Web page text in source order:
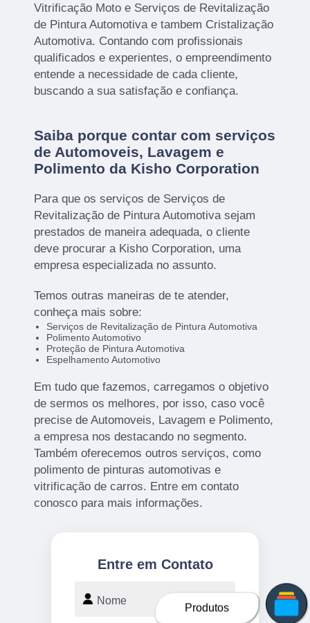
Vitrificação Moto e Serviços de Revitalização
de Pintura Automotiva e tambem Cristalização
Automotiva. Contando com profissionais
qualificados e experientes, o empreendimento
entende a necessidade de cada cliente,
buscando a sua satisfação e confiança.
Saiba porque contar com serviços
de Automoveis, Lavagem e
Polimento da Kisho Corporation
Para que os serviços de Serviços de
Revitalização de Pintura Automotiva sejam
prestados de maneira adequada, o cliente
deve procurar a Kisho Corporation, uma
empresa especializada no assunto.
Temos outras maneiras de te atender,
conheça mais sobre:
Serviços de Revitalização de Pintura Automotiva
Polimento Automotivo
Proteção de Pintura Automotiva
Espelhamento Automotivo
Em tudo que fazemos, carregamos o objetivo
de sermos os melhores, por isso, caso você
precise de Automoveis, Lavagem e Polimento,
a empresa nos destacando no segmento.
Também oferecemos outros serviços, como
polimento de pinturas automotivas e
vitrificação de carros. Entre em contato
conosco para mais informações.
Entre em Contato
Produtos